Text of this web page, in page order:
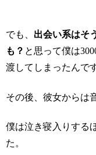
でも、 出会い系はそ
も？ と思って僕は
渡してしまったんで
その後、彼女からは
僕は泣き寝入りする
た。